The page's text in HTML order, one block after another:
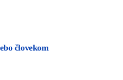
človekom